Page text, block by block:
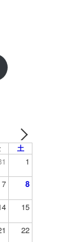
土
1
7 8
15
22